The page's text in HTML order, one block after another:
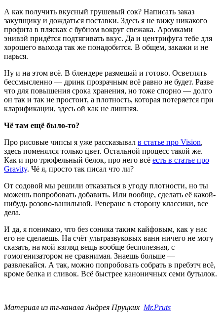
А как получить вкусный грушевый сок? Написать заказ
закупщику и дождаться поставки. Здесь я не вижу никакого
профита в плясках с бубном вокруг свежака. Аромками
энивэй придётся подтягивать вкус. Да и центрифуга тебе для
хорошего выхода так же понадобится. В общем, закажи и не
парься.
Ну и на этом всё. В блендере размешай и готово. Осветлять
бессмысленно — дринк прозрачным всё равно не будет. Разве
что для повышения срока хранения, но тоже спорно — долго
он так и так не простоит, а плотность, которая потеряется при
кларификации, здесь ой как не лишняя.
Чё там ещё было-то?
Про рисовые чипсы я уже рассказывал в статье про Vision,
здесь поменялся только цвет. Остальной процесс такой же.
Как и про трюфельный белок, про него всё есть в статье про
Gravity. Чё я, просто так писал что ли?
От содовой мы решили отказаться в угоду плотности, но ты
можешь попробовать добавить. Или вообще, сделать её какой-
нибудь розово-ванильной. Реверанс в сторону классики, все
дела.
И да, я понимаю, что без соника таким кайфовым, как у нас
его не сделаешь. На счёт ультразвуковых ванн ничего не могу
сказать, на мой взгляд вещь вообще бесполезная, с
гомогенизатором не сравнимая. Знаешь больше —
развлекайся. А так, можно попробовать собрать в пребэтч всё,
кроме белка и сливок. Всё быстрее каноничных семи бутылок.
Материал из тг-канала Андрея Пруцких Mr.Pruts